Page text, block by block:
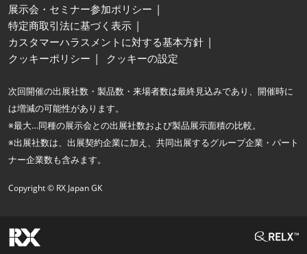
展示会・セミナー参加ポリシー
特定商取引法に基づく表示
カスタマーハラスメントに対する基本方針
クッキーポリシー
クッキーの設定
次回開催の出展社数・製品数・来場者数は最終見込みであり、開催時に
は増減の可能性があります。
※最大…同種の展示会との出展社数および製品展示面積の比較。
※出展社数は、出展契約企業に加え、共同出展するグループ企業・パート
ナー企業数も含みます。
Copyright © RX Japan GK